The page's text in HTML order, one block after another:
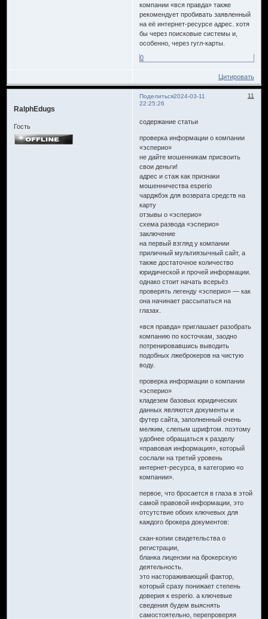
компании «вся правда» также
рекомендует пробивать заявленный
на её интернет-ресурсе адрес. хотя
бы через поисковые системы и,
особенно, через гугл-карты.
0
Цитировать
Поделиться 11
2024-03-11
22:25:26
RalphEdugs
Гость
содержание статьи
проверка информации о компании
«эсперио»
не дайте мошенникам присвоить
свои деньги!
адрес и стаж как признаки
мошенничества esperio
чарджбэк для возврата средств на
карту
отзывы о «эсперио»
схема развода «эсперио»
заключение
на первый взгляд у компании
приличный мультиязычный сайт, а
также достаточное количество
юридической и прочей информации.
однако стоит начать всерьёз
проверять легенду «эсперио» — как
она начинает рассыпаться на
глазах.
«вся правда» приглашает разобрать
компанию по косточкам, заодно
потренировавшись выводить
подобных лжеброкеров на чистую
воду.
проверка информации о компании
«эсперио»
кладезем базовых юридических
данных являются документы и
футер сайта, заполненный очень
мелким, слепым шрифтом. поэтому
удобнее обращаться к разделу
«правовая информация», который
сослали на третий уровень
интернет-ресурса, в категорию «о
компании».
первое, что бросается в глаза в этой
самой правовой информации, это
отсутствие обоих ключевых для
каждого брокера документов:
скан-копии свидетельства о
регистрации,
бланка лицензии на брокерскую
деятельность.
это настораживающий фактор,
который сразу понижает степень
доверия к esperio. а ключевые
сведения будем выяснять
самостоятельно, перепроверяя